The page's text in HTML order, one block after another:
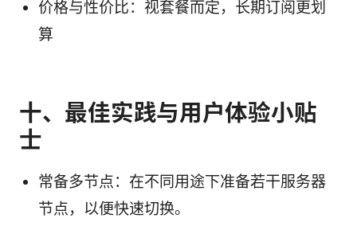
价格与性价比：视套餐而定，长期订阅更划
算
十、最佳实践与用户体验小贴
士
常备多节点：在不同用途下准备若干服务器
节点，以便快速切换。